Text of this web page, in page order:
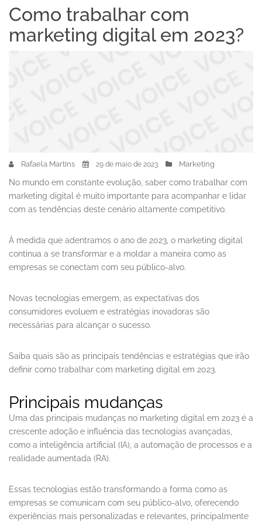
Como trabalhar com
marketing digital em 2023?
Rafaela Martins 29 de maio de 2023 Marketing
No mundo em constante evolução, saber como trabalhar com
marketing digital é muito importante para acompanhar e lidar
com as tendências deste cenário altamente competitivo.
À medida que adentramos o ano de 2023, o marketing digital
continua a se transformar e a moldar a maneira como as
empresas se conectam com seu público-alvo.
Novas tecnologias emergem, as expectativas dos
consumidores evoluem e estratégias inovadoras são
necessárias para alcançar o sucesso.
Saiba quais são as principais tendências e estratégias que irão
definir como trabalhar com marketing digital em 2023.
Principais mudanças
Uma das principais mudanças no marketing digital em 2023 é a
crescente adoção e influência das tecnologias avançadas,
como a inteligência artificial (IA), a automação de processos e a
realidade aumentada (RA).
Essas tecnologias estão transformando a forma como as
empresas se comunicam com seu público-alvo, oferecendo
experiências mais personalizadas e relevantes, principalmente